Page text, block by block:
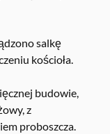
salkę
kościoła.
budowie,
z
proboszcza.